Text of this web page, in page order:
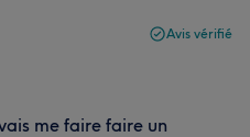
Avis vérifié
me faire faire un